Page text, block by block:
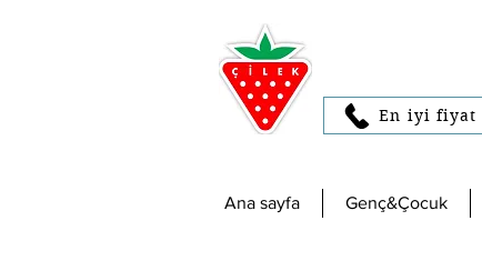
En iyi fiyat
Ana sayfa Genç&Çocuk